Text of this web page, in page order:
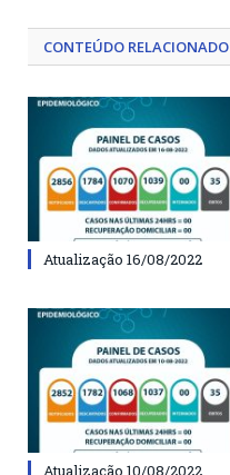
CONTEÚDO RELACIONADO
Atualização 16/08/2022
Atualização 10/08/2022